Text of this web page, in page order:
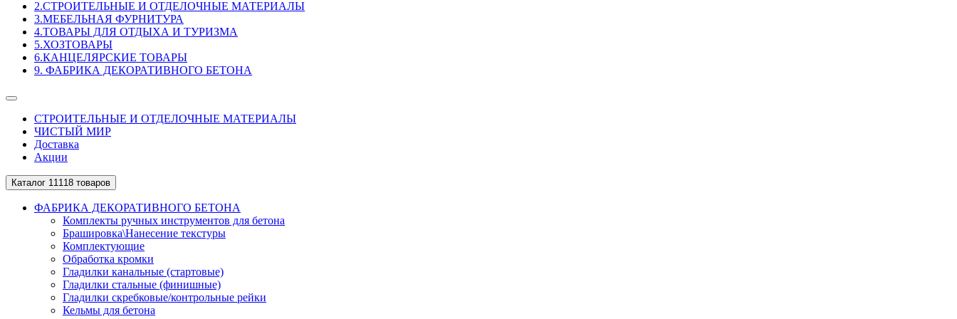
2.СТРОИТЕЛЬНЫЕ И ОТДЕЛОЧНЫЕ МАТЕРИАЛЫ
3.МЕБЕЛЬНАЯ ФУРНИТУРА
4.ТОВАРЫ ДЛЯ ОТДЫХА И ТУРИЗМА
5.ХОЗТОВАРЫ
6.КАНЦЕЛЯРСКИЕ ТОВАРЫ
9. ФАБРИКА ДЕКОРАТИВНОГО БЕТОНА
СТРОИТЕЛЬНЫЕ И ОТДЕЛОЧНЫЕ МАТЕРИАЛЫ
ЧИСТЫЙ МИР
Доставка
Акции
Каталог 11118 товаров
ФАБРИКА ДЕКОРАТИВНОГО БЕТОНА
Комплекты ручных инструментов для бетона
Брашировка\Нанесение текстуры
Комплектующие
Обработка кромки
Гладилки канальные (стартовые)
Гладилки стальные (финишные)
Гладилки скребковые/контрольные рейки
Кельмы для бетона